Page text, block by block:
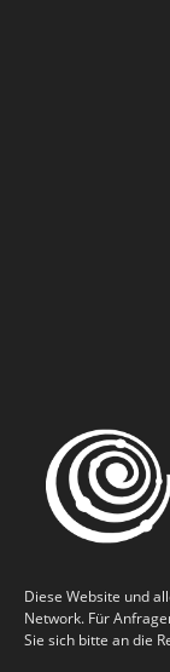
Diese Website und
Network. Für
Sie sich bitte an die